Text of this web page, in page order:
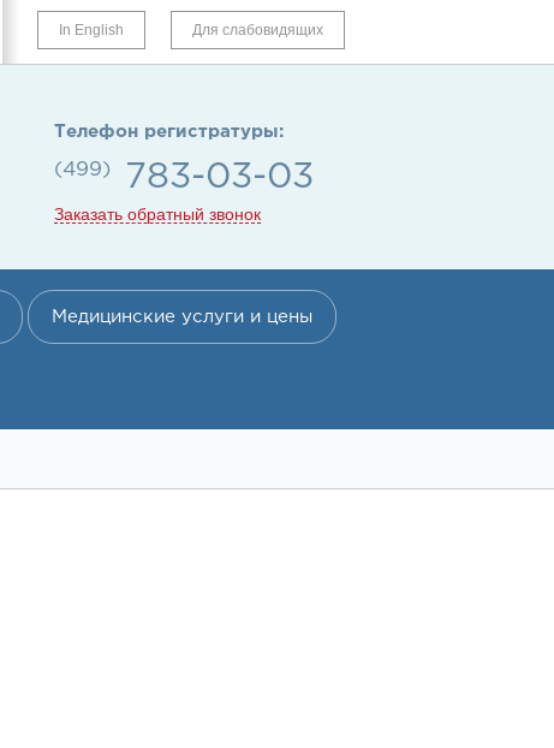
In English Для слабовидящих
Телефон регистратуры:
(499) 783-03-03
Заказать обратный звонок
Медицинские услуги и цены